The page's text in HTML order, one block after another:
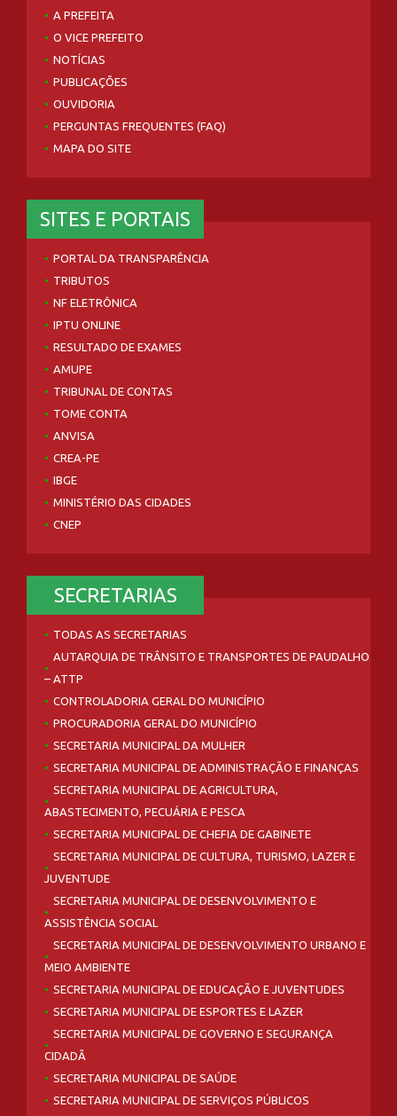
A PREFEITA
O VICE PREFEITO
NOTÍCIAS
PUBLICAÇÕES
OUVIDORIA
PERGUNTAS FREQUENTES (FAQ)
MAPA DO SITE
SITES E PORTAIS
PORTAL DA TRANSPARÊNCIA
TRIBUTOS
NF ELETRÔNICA
IPTU ONLINE
RESULTADO DE EXAMES
AMUPE
TRIBUNAL DE CONTAS
TOME CONTA
ANVISA
CREA-PE
IBGE
MINISTÉRIO DAS CIDADES
CNEP
SECRETARIAS
TODAS AS SECRETARIAS
AUTARQUIA DE TRÂNSITO E TRANSPORTES DE PAUDALHO
– ATTP
CONTROLADORIA GERAL DO MUNICÍPIO
PROCURADORIA GERAL DO MUNICÍPIO
SECRETARIA MUNICIPAL DA MULHER
SECRETARIA MUNICIPAL DE ADMINISTRAÇÃO E FINANÇAS
SECRETARIA MUNICIPAL DE AGRICULTURA,
ABASTECIMENTO, PECUÁRIA E PESCA
SECRETARIA MUNICIPAL DE CHEFIA DE GABINETE
SECRETARIA MUNICIPAL DE CULTURA, TURISMO, LAZER E
JUVENTUDE
SECRETARIA MUNICIPAL DE DESENVOLVIMENTO E
ASSISTÊNCIA SOCIAL
SECRETARIA MUNICIPAL DE DESENVOLVIMENTO URBANO E
MEIO AMBIENTE
SECRETARIA MUNICIPAL DE EDUCAÇÃO E JUVENTUDES
SECRETARIA MUNICIPAL DE ESPORTES E LAZER
SECRETARIA MUNICIPAL DE GOVERNO E SEGURANÇA
CIDADÃ
SECRETARIA MUNICIPAL DE SAÚDE
SECRETARIA MUNICIPAL DE SERVIÇOS PÚBLICOS